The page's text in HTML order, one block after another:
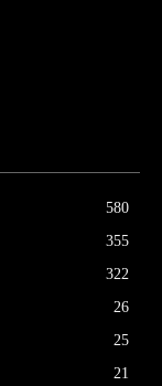
580
355
322
26
25
21